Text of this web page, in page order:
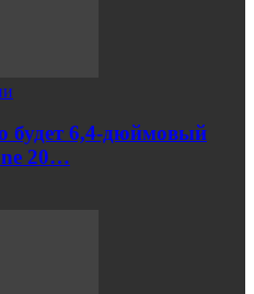
будет 6,4-дюймовый
20…